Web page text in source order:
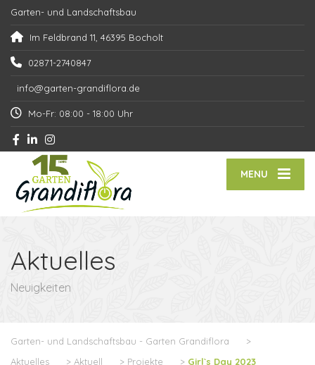
Garten- und Landschaftsbau
Im Feldbrand 11, 46395 Bocholt
02871-2740847
info@garten-grandiflora.de
Mo-Fr: 08:00 - 18:00 Uhr
MENU
Aktuelles
Neuigkeiten
Garten- und Landschaftsbau - Garten Grandiflora
>
Aktuelles
> Aktuell > Projekte > Girl`s Day 2023